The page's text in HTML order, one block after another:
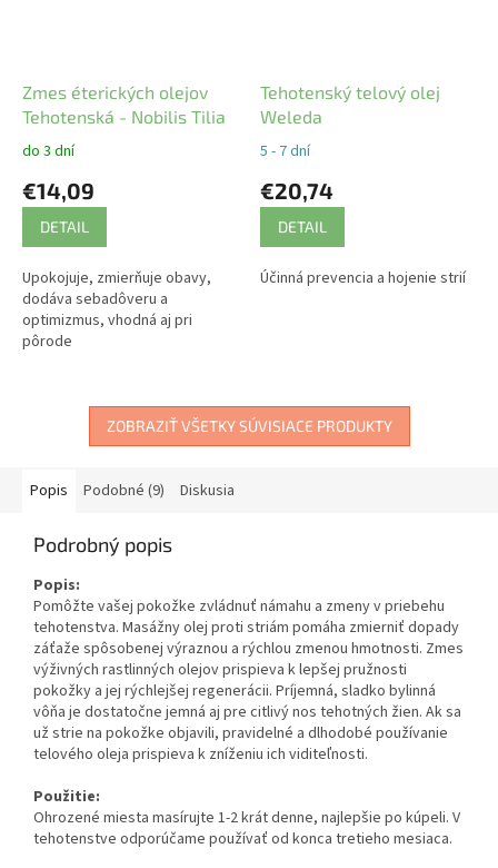
Zmes éterických olejov
Tehotenská - Nobilis Tilia
do 3 dní
€14,09
DETAIL
Upokojuje, zmierňuje obavy,
dodáva sebadôveru a
optimizmus, vhodná aj pri
pôrode
Tehotenský telový olej
Weleda
5 - 7 dní
€20,74
DETAIL
Účinná prevencia a hojenie strií
ZOBRAZIŤ VŠETKY SÚVISIACE PRODUKTY
Popis Podobné (9) Diskusia
Podrobný popis
Popis:
Pomôžte vašej pokožke zvládnuť námahu a zmeny v priebehu
tehotenstva. Masážny olej proti striám pomáha zmierniť dopady
záťaže spôsobenej výraznou a rýchlou zmenou hmotnosti. Zmes
výživných rastlinných olejov prispieva k lepšej pružnosti
pokožky a jej rýchlejšej regenerácii. Príjemná, sladko bylinná
vôňa je dostatočne jemná aj pre citlivý nos tehotných žien. Ak sa
už strie na pokožke objavili, pravidelné a dlhodobé používanie
telového oleja prispieva k zníženiu ich viditeľnosti.
Použitie:
Ohrozené miesta masírujte 1-2 krát denne, najlepšie po kúpeli. V
tehotenstve odporúčame používať od konca tretieho mesiaca.